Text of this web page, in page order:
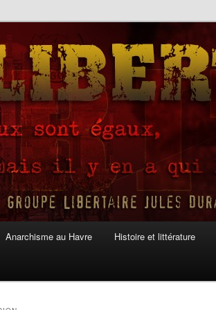
Anarchisme au Havre Histoire et littérature